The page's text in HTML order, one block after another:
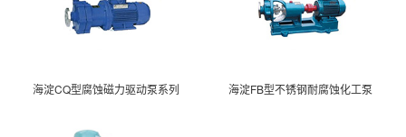
海淀CQ型腐蚀磁力驱动泵系列 海淀FB型不锈钢耐腐蚀化工泵